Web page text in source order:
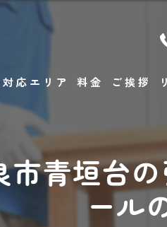
対応エリア 料金 ご挨拶
市青垣台
ール